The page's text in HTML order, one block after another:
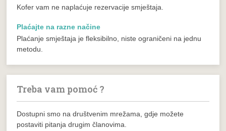
Kofer vam ne naplaćuje rezervacije smještaja.
Plaćajte na razne načine
Plaćanje smještaja je fleksibilno, niste ograničeni na jednu
metodu.
Treba vam pomoć ?
Dostupni smo na društvenim mrežama, gdje možete
postaviti pitanja drugim članovima.